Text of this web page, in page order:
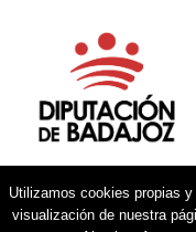
Utilizamos cookies propias
visualización de nuestra